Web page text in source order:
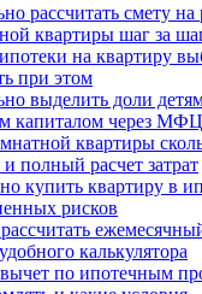
рассчитать смету на
квартиры шаг за
на квартиру
при этом
выделить доли
капиталом через МФЦ
квартиры
и полный расчет затрат
купить квартиру в
рисков
калькулятора
по ипотечным